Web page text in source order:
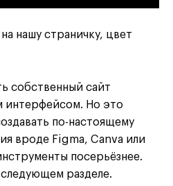
нашу страничку, цвет
собственный сайт
интерфейсом. Но это
по-настоящему
вроде Figma, Canva или
посерьёзнее.
разделе.